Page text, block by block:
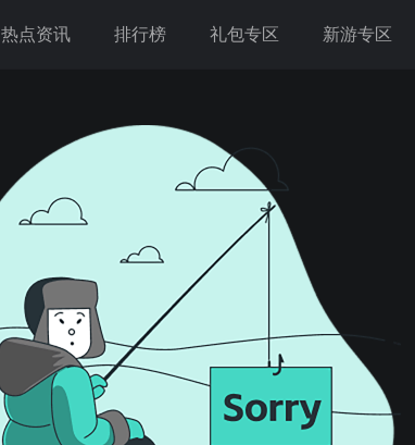
热点资讯 排行榜 礼包专区 新游专区